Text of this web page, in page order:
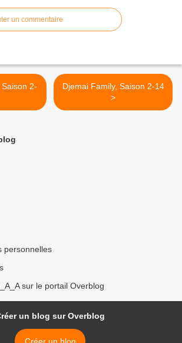
un commentaire
Djemai Family, Saison 2-14
>
personnelles
sur le portail Overblog
un blog sur Overblog